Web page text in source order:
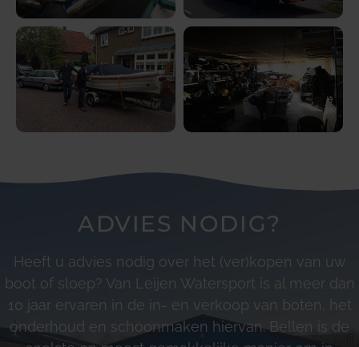
ADVIES NODIG?
Heeft u advies nodig over het (ver)kopen van uw
boot of sloep? Van Leijen Watersport is al meer dan
10 jaar ervaren in de in- en verkoop van boten, het
onderhoud en schoonmaken hiervan. Bellen is de